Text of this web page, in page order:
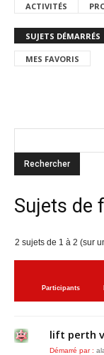
ACTIVITÉS
SUJETS DÉMARRÉS
MES FAVORIS
Sujets de
2 sujets de 1 à 2 (sur
Participants
lift perth
Démarré par :